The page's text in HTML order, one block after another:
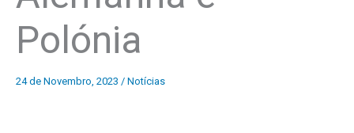
Polónia
24 de Novembro, 2023 / Notícias